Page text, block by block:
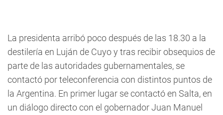
La presidenta arribó poco después de las 18.30 a la
destilería en Luján de Cuyo y tras recibir obsequios de
parte de las autoridades gubernamentales, se
contactó por teleconferencia con distintos puntos de
la Argentina. En primer lugar se contactó en Salta, en
un diálogo directo con el gobernador Juan Manuel